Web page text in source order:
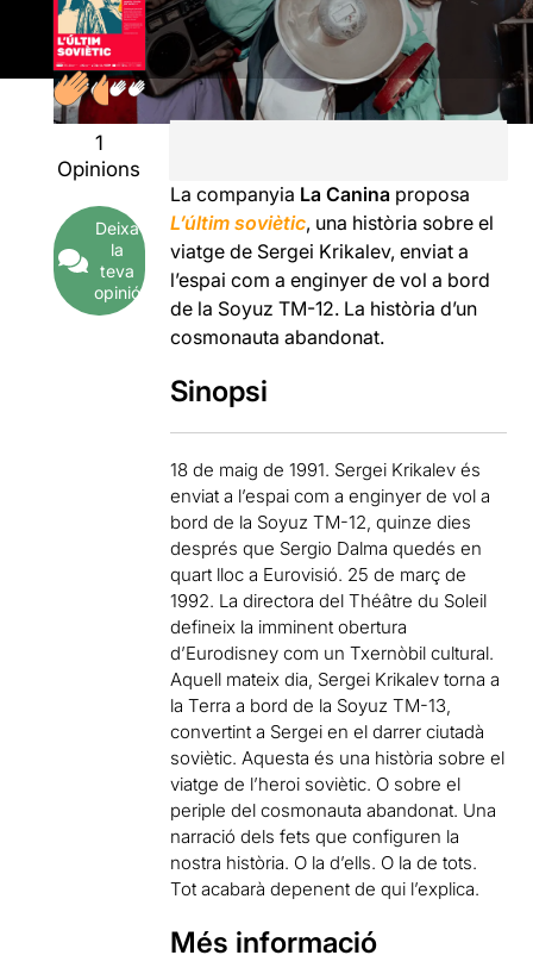
1
Opinions
Deixa
la
teva
opinió
La companyia La Canina proposa
L’últim soviètic, una història sobre el
viatge de Sergei Krikalev, enviat a
l’espai com a enginyer de vol a bord
de la Soyuz TM-12. La història d’un
cosmonauta abandonat.
Sinopsi
18 de maig de 1991. Sergei Krikalev és
enviat a l’espai com a enginyer de vol a
bord de la Soyuz TM-12, quinze dies
després que Sergio Dalma quedés en
quart lloc a Eurovisió. 25 de març de
1992. La directora del Théâtre du Soleil
defineix la imminent obertura
d’Eurodisney com un Txernòbil cultural.
Aquell mateix dia, Sergei Krikalev torna a
la Terra a bord de la Soyuz TM-13,
convertint a Sergei en el darrer ciutadà
soviètic. Aquesta és una història sobre el
viatge de l’heroi soviètic. O sobre el
periple del cosmonauta abandonat. Una
narració dels fets que configuren la
nostra història. O la d’ells. O la de tots.
Tot acabarà depenent de qui l’explica.
Més informació